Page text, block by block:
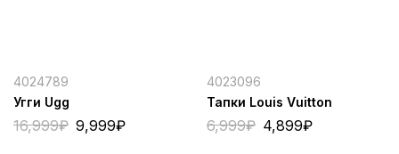
4024789
Угги Ugg
16,999₽ 9,999₽
4023096
Тапки Louis Vuitton
6,999₽ 4,899₽